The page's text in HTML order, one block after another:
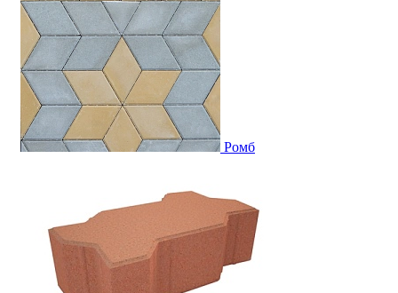
Ромб